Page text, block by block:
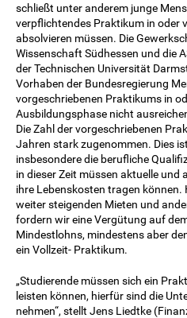
schließt unter anderem junge
verpflichtendes Praktikum in oder
absolvieren müssen. Die
Wissenschaft Südhessen und die
der Technischen Universität
Vorhaben der Bundesregierung
vorgeschriebenen Praktikums in
Ausbildungsphase nicht
Die Zahl der vorgeschriebenen
Jahren stark zugenommen. Dies
insbesondere die berufliche
in dieser Zeit müssen aktuelle und
ihre Lebenskosten tragen können.
weiter steigenden Mieten und
fordern wir eine Vergütung auf
Mindestlohns, mindestens aber
ein Vollzeit- Praktikum.
„Studierende müssen sich ein
leisten können, hierfür sind die
nehmen“, stellt Jens Liedtke